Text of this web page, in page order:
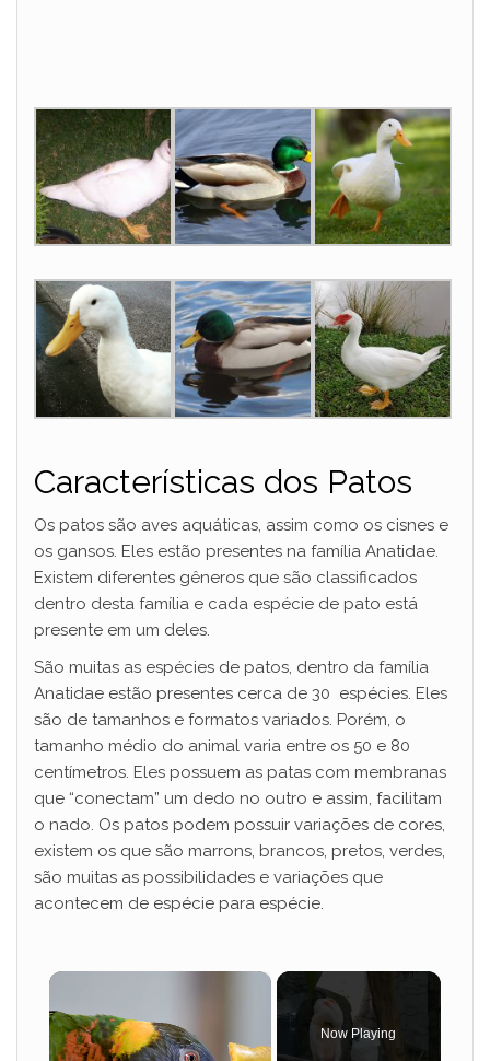
Características dos Patos
Os patos são aves aquáticas, assim como os cisnes e
os gansos. Eles estão presentes na família Anatidae.
Existem diferentes gêneros que são classificados
dentro desta família e cada espécie de pato está
presente em um deles.
São muitas as espécies de patos, dentro da família
Anatidae estão presentes cerca de 30 espécies. Eles
são de tamanhos e formatos variados. Porém, o
tamanho médio do animal varia entre os 50 e 80
centímetros. Eles possuem as patas com membranas
que “conectam” um dedo no outro e assim, facilitam
o nado. Os patos podem possuir variações de cores,
existem os que são marrons, brancos, pretos, verdes,
são muitas as possibilidades e variações que
acontecem de espécie para espécie.
×
Now Playing